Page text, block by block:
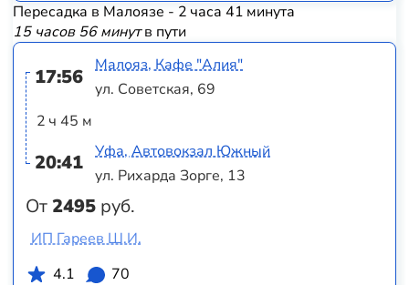
Пересадка в Малоязе - 2 часа 41 минута
15 часов 56 минутв пути
17:56
2 ч 45 м
20:41
От2495 руб.
Малояз, Кафе "Алия"
ул. Советская, 69
Уфа, Автовокзал Южный
ул. Рихарда Зорге, 13
ИП Гареев Ш.И.
4.1
70